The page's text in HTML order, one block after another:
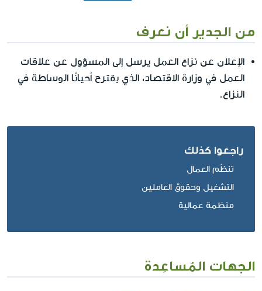
من الجدير أن نعرف
الإعلان عن نزاع العمل يرسل إلى المسؤول عن علاقات
العمل في وزارة الاقتصاد، الذي يقترح أحيانًا الوساطة في
النزاع.
راجعوا كذلك
تنظّم العمال
التشغيل وحقوق العاملين
منظمة عمالية
الجهات المُساعِدة